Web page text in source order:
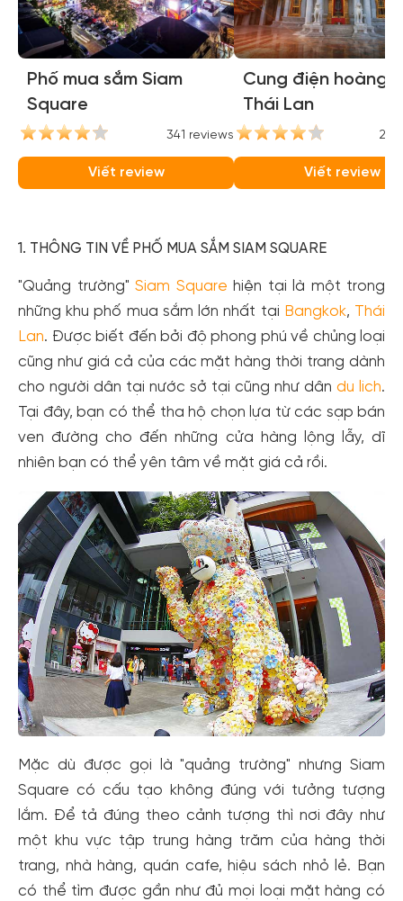
Phố mua sắm Siam
Square
341 reviews
Viết review
Cung điện hoàng
Thái Lan
Viết review
1. THÔNG TIN VỀ PHỐ MUA SẮM SIAM SQUARE
"Quảng trường" Siam Square hiện tại là một trong
những khu phố mua sắm lớn nhất tại Bangkok, Thái
Lan. Được biết đến bởi độ phong phú về chủng loại
cũng như giá cả của các mặt hàng thời trang dành
cho người dân tại nước sở tại cũng như dân du lich.
Tại đây, bạn có thể tha hộ chọn lựa từ các sạp bán
ven đường cho đến những cửa hàng lộng lẫy, dĩ
nhiên bạn có thể yên tâm về mặt giá cả rồi.
Mặc dù được gọi là "quảng trường" nhưng Siam
Square có cấu tạo không đúng với tưởng tượng
lắm. Để tả đúng theo cảnh tượng thì nơi đây như
một khu vực tập trung hàng trăm của hàng thời
trang, nhà hàng, quán cafe, hiệu sách nhỏ lẻ. Bạn
có thể tìm được gần như đủ mọi loại mặt hàng có